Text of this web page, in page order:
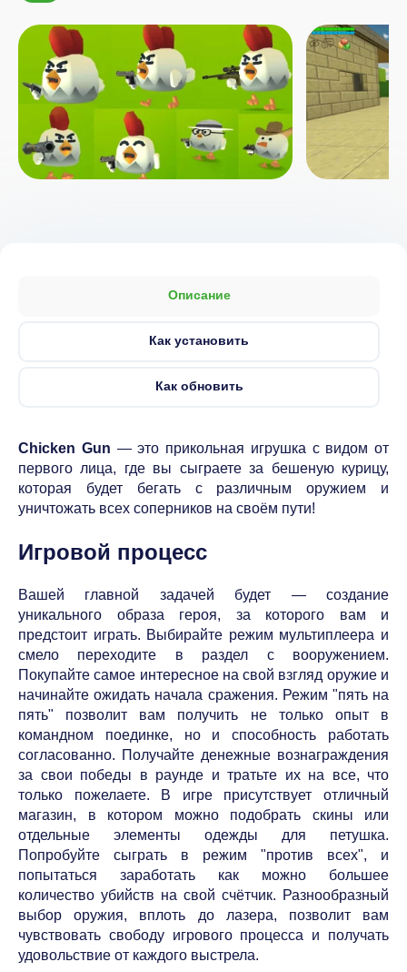
Описание
Как установить
Как обновить
Chicken Gun — это прикольная игрушка с видом от
первого лица, где вы сыграете за бешеную курицу,
которая будет бегать с различным оружием и
уничтожать всех соперников на своём пути!
Игровой процесс
Вашей главной задачей будет — создание
уникального образа героя, за которого вам и
предстоит играть. Выбирайте режим мультиплеера и
смело переходите в раздел с вооружением.
Покупайте самое интересное на свой взгляд оружие и
начинайте ожидать начала сражения. Режим "пять на
пять" позволит вам получить не только опыт в
командном поединке, но и способность работать
согласованно. Получайте денежные вознаграждения
за свои победы в раунде и тратьте их на все, что
только пожелаете. В игре присутствует отличный
магазин, в котором можно подобрать скины или
отдельные элементы одежды для петушка.
Попробуйте сыграть в режим "против всех", и
попытаться заработать как можно большее
количество убийств на свой счётчик. Разнообразный
выбор оружия, вплоть до лазера, позволит вам
чувствовать свободу игрового процесса и получать
удовольствие от каждого выстрела.